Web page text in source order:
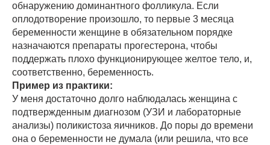
обнаружению доминантного фолликула. Если
оплодотворение произошло, то первые 3 месяца
беременности женщине в обязательном порядке
назначаются препараты прогестерона, чтобы
поддержать плохо функционирующее желтое тело, и,
соответственно, беременность.
Пример из практики:
У меня достаточно долго наблюдалась женщина с
подтвержденным диагнозом (УЗИ и лабораторные
анализы) поликистоза яичников. До поры до времени
она о беременности не думала (или решила, что все